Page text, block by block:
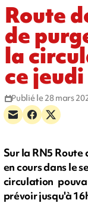
Route
de
la
ce
Publié le 28 mars
Sur la RN5
en cours dans le
circulation
prévoir jusqu'à